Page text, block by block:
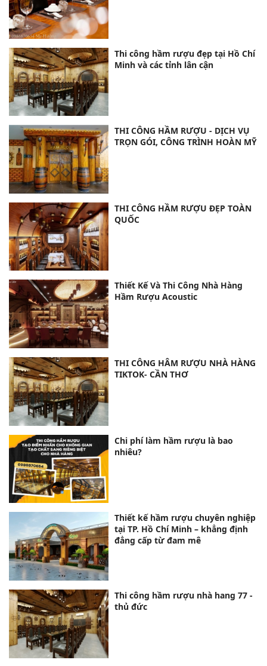
Thi công hầm rượu đẹp tại Hồ Chí
Minh và các tỉnh lân cận
THI CÔNG HẦM RƯỢU - DỊCH VỤ
TRỌN GÓI, CÔNG TRÌNH HOÀN MỸ
THI CÔNG HẦM RƯỢU ĐẸP TOÀN
QUỐC
Thiết Kế Và Thi Công Nhà Hàng
Hầm Rượu Acoustic
THI CÔNG HÂM RƯỢU NHÀ HÀNG
TIKTOK- CẦN THƠ
Chi phí làm hầm rượu là bao
nhiêu?
Thiết kế hầm rượu chuyên nghiệp
tại TP. Hồ Chí Minh – khẳng định
đẳng cấp từ đam mê
Thi công hầm rượu nhà hang 77 -
thủ đức